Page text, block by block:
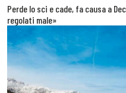
Perde lo sci e cade, fa causa a
regolati male»